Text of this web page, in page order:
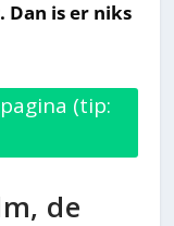
is er niks
(tip:
de